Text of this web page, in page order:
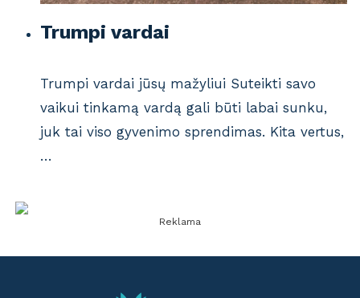
Trumpi vardai
Trumpi vardai jūsų mažyliui Suteikti savo
vaikui tinkamą vardą gali būti labai sunku,
juk tai viso gyvenimo sprendimas. Kita vertus,
…
Reklama